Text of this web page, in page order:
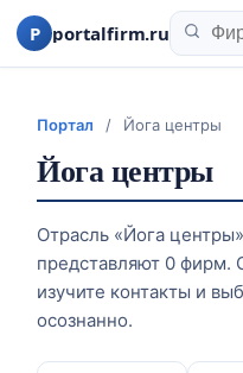
P portalfirm.ru
Портал / Йога центры
Йога центры
Отрасль «Йога
представляют 0 фирм.
изучите контакты и
осознанно.